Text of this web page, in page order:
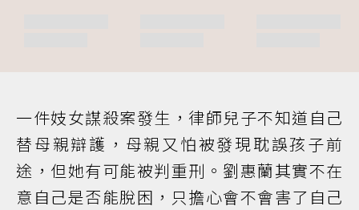
一件妓女謀殺案發生，律師兒子不知道自己
替母親辯護，母親又怕被發現耽誤孩子前
途，但她有可能被判重刑。劉惠蘭其實不在
意自己是否能脫困，只擔心會不會害了自己